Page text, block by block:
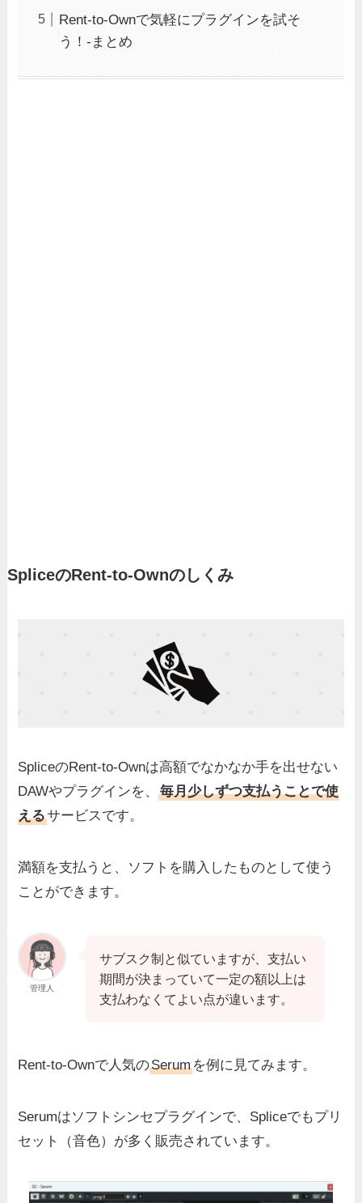
Rent-to-Ownで気軽にプラグインを試そ
う！-まとめ
SpliceのRent-to-Ownのしくみ
SpliceのRent-to-Ownは高額でなかなか手を出せない
DAWやプラグインを、毎月少しずつ支払うことで使
えるサービスです。
満額を支払うと、ソフトを購入したものとして使う
ことができます。
管理人
サブスク制と似ていますが、支払い
期間が決まっていて一定の額以上は
支払わなくてよい点が違います。
Rent-to-Ownで人気のSerumを例に見てみます。
Serumはソフトシンセプラグインで、Spliceでもプリ
セット（音色）が多く販売されています。